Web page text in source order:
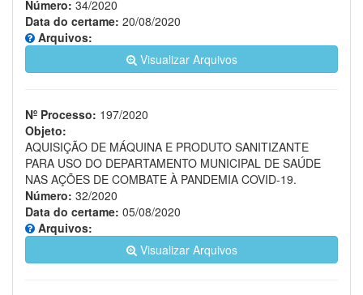
Número: 34/2020
Data do certame: 20/08/2020
Arquivos:
Visualizar Arquivos
Nº Processo: 197/2020
Objeto:
AQUISIÇÃO DE MÁQUINA E PRODUTO SANITIZANTE
PARA USO DO DEPARTAMENTO MUNICIPAL DE SAÚDE
NAS AÇÕES DE COMBATE À PANDEMIA COVID-19.
Número: 32/2020
Data do certame: 05/08/2020
Arquivos:
Visualizar Arquivos